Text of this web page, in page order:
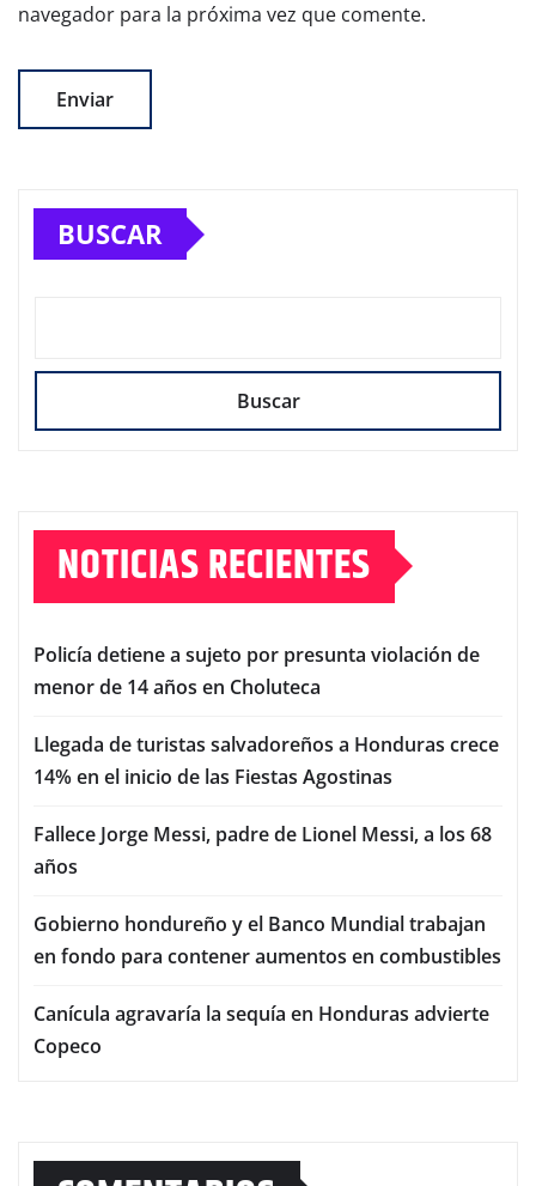
navegador para la próxima vez que comente.
BUSCAR
Buscar
NOTICIAS RECIENTES
Policía detiene a sujeto por presunta violación de
menor de 14 años en Choluteca
Llegada de turistas salvadoreños a Honduras crece
14% en el inicio de las Fiestas Agostinas
Fallece Jorge Messi, padre de Lionel Messi, a los 68
años
Gobierno hondureño y el Banco Mundial trabajan
en fondo para contener aumentos en combustibles
Canícula agravaría la sequía en Honduras advierte
Copeco